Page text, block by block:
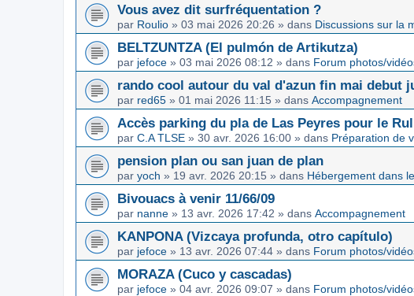
Vous avez dit surfréquentation ?
par Roulio » 03 mai 2026 20:26 » dans Discussions sur la
BELTZUNTZA (El pulmón de Artikutza)
par jefoce » 03 mai 2026 08:12 » dans Forum photos/
rando cool autour du val d'azun fin mai debut
par red65 » 01 mai 2026 11:15 » dans Accompagnement
Accès parking du pla de Las Peyres pour le
par C.A TLSE » 30 avr. 2026 16:00 » dans Préparation de
pension plan ou san juan de plan
par yoch » 19 avr. 2026 20:15 » dans Hébergement dans
Bivouacs à venir 11/66/09
par nanne » 13 avr. 2026 17:42 » dans Accompagnement
KANPONA (Vizcaya profunda, otro capítulo)
par jefoce » 13 avr. 2026 07:44 » dans Forum photos/
MORAZA (Cuco y cascadas)
par jefoce » 04 avr. 2026 09:07 » dans Forum photos/